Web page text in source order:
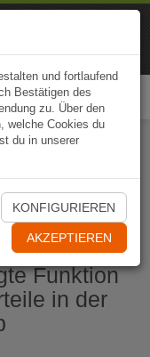
Funktion
in der
und fortlaufend
Bestätigen des
zu. Über den
welche Cookies du
du in unserer
KONFIGURIEREN
AKZEPTIEREN